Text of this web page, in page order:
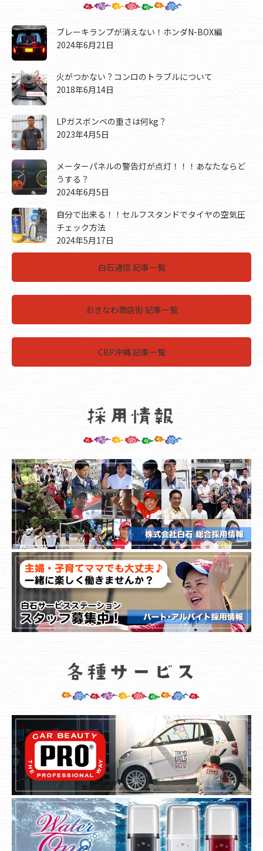
ブレーキランプが消えない！ホンダN-BOX編
2024年6月21日
火がつかない？コンロのトラブルについて
2018年6月14日
LPガスボンベの重さは何kg？
2023年4月5日
メーターパネルの警告灯が点灯！！！あなたならど
うする？
2024年6月5日
自分で出来る！！セルフスタンドでタイヤの空気圧
チェック方法
2024年5月17日
白石通信 記事一覧
おきなわ商店街 記事一覧
CBP沖縄 記事一覧